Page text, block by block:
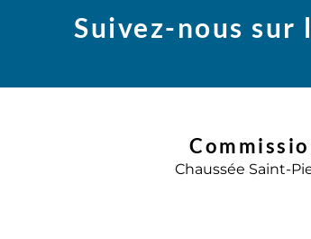
Suivez-nous sur
Chaussée Saint-